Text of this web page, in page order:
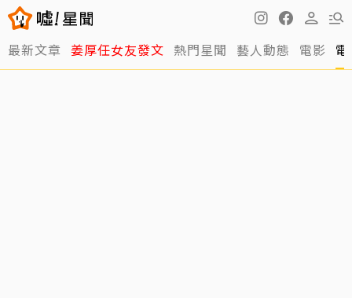
最新文章 姜厚任女友發文 熱門星聞 藝人動態 電影